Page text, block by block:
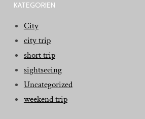
KATEGORIEN
City
city trip
short trip
sightseeing
Uncategorized
weekend trip